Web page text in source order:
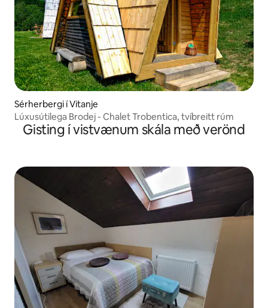
Sérherbergi í Vitanje
Lúxusútilega Brodej - Chalet Trobentica, tvíbreitt rúm
Gisting í vistvænum skála með verönd